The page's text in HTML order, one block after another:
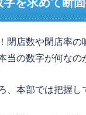
閉店数や閉店率
当の数字が何なの
本部では把握し